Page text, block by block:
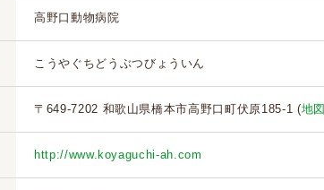
高野口動物病院
こうやぐちどうぶつびょういん
〒649-7202 和歌山県橋本市高野口町伏原185-1 (地図
http://www.koyaguchi-ah.com